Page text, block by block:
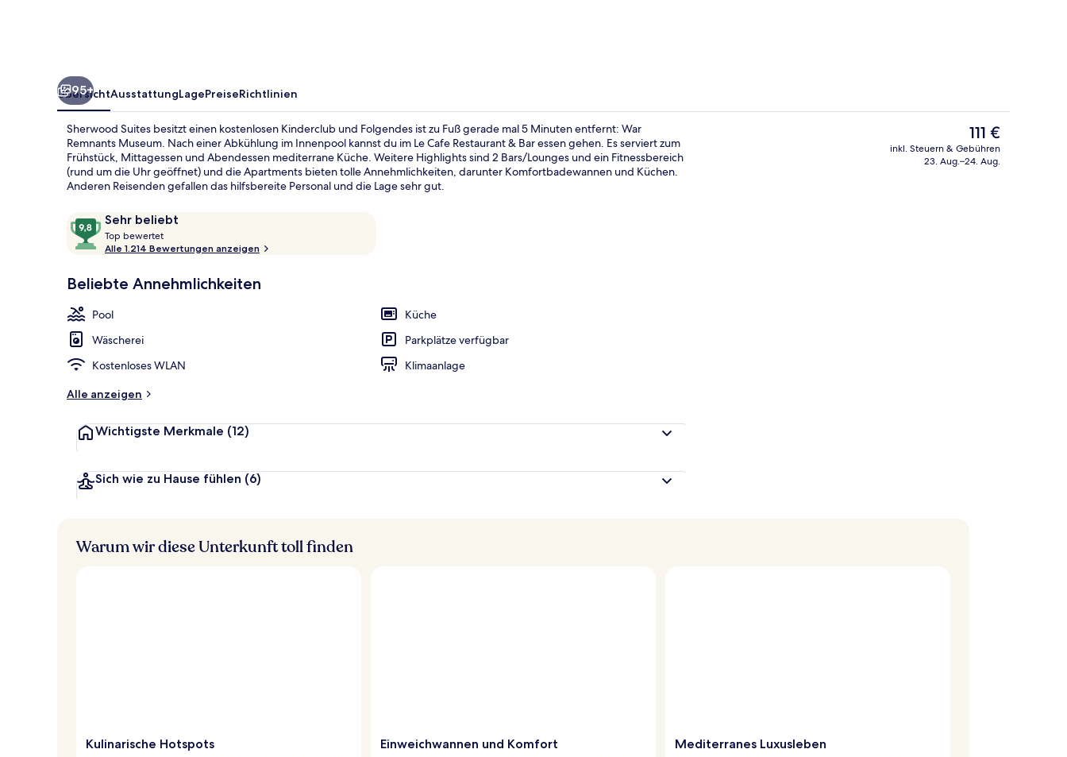
Lobby Studio, Stadtblick | Wohnbereich
95+
ÜbersichtAusstattungLagePreiseRichtlinien
Sherwood Suites besitzt einen kostenlosen Kinderclub und Folgendes ist zu Fuß gerade mal 5 Minuten entfernt: War
Remnants Museum. Nach einer Abkühlung im Innenpool kannst du im Le Cafe Restaurant & Bar essen gehen. Es serviert zum
Frühstück, Mittagessen und Abendessen mediterrane Küche. Weitere Highlights sind 2 Bars/Lounges und ein Fitnessbereich
(rund um die Uhr geöffnet) und die Apartments bieten tolle Annehmlichkeiten, darunter Komfortbadewannen und Küchen.
Anderen Reisenden gefallen das hilfsbereite Personal und die Lage sehr gut.
Bewertungen
Sehr beliebt
9,8
von
10,
beliebt
Top bewertet
o
b
t
Alle 1.214 Bewertungen anzeigen
Beliebte Annehmlichkeiten
Pool
Küche
Wäscherei
Parkplätze verfügbar
Kostenloses WLAN
Klimaanlage
Alle anzeigen
Wichtigste Merkmale (12)
Sich wie zu Hause fühlen (6)
Der
aktuelle
Preis
111 €
inkl. Steuern & Gebühren
23. Aug.–24. Aug.
Warum wir diese Unterkunft toll finden
Kulinarische Hotspots Einweichwannen und Komfort Mediterranes Luxusleben